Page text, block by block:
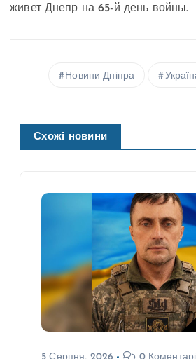
живет Днепр на 65-й день войны.
Новини Дніпра
Схожі новини